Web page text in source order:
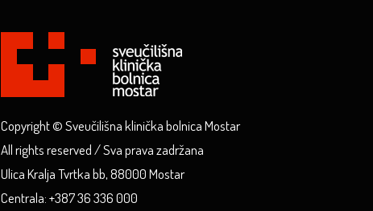
Copyright © Sveučilišna klinička bolnica Mostar
All rights reserved / Sva prava zadržana
Ulica Kralja Tvrtka bb, 88000 Mostar
Centrala: +387 36 336 000